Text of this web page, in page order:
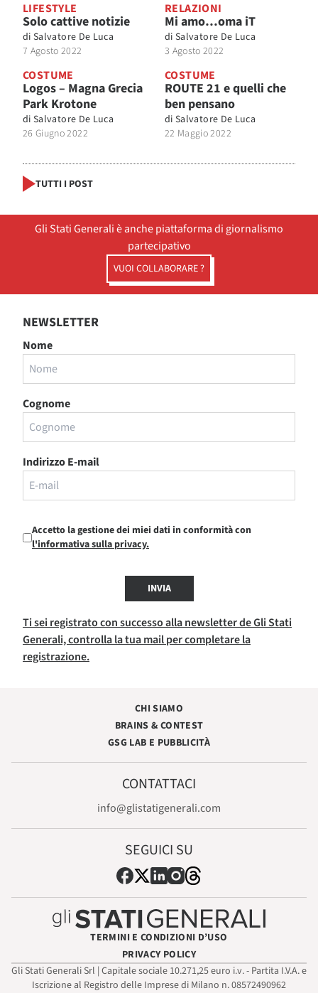
LIFESTYLE
Solo cattive notizie
di Salvatore De Luca
7 Agosto 2022
RELAZIONI
Mi amo…oma iT
di Salvatore De Luca
3 Agosto 2022
COSTUME
Logos – Magna Grecia
Park Krotone
di Salvatore De Luca
26 Giugno 2022
COSTUME
ROUTE 21 e quelli che
ben pensano
di Salvatore De Luca
22 Maggio 2022
TUTTI I POST
Gli Stati Generali è anche piattaforma di giornalismo
partecipativo
VUOI COLLABORARE ?
NEWSLETTER
Nome
Cognome
Indirizzo E-mail
Accetto la gestione dei miei dati in conformità con
l'informativa sulla privacy.
INVIA
Ti sei registrato con successo alla newsletter de Gli Stati
Generali, controlla la tua mail per completare la
registrazione.
CHI SIAMO
BRAINS & CONTEST
GSG LAB E PUBBLICITÀ
CONTATTACI
info@glistatigenerali.com
SEGUICI SU
TERMINI E CONDIZIONI D’USO
PRIVACY POLICY
Gli Stati Generali Srl | Capitale sociale 10.271,25 euro i.v. - Partita I.V.A. e
Iscrizione al Registro delle Imprese di Milano n. 08572490962